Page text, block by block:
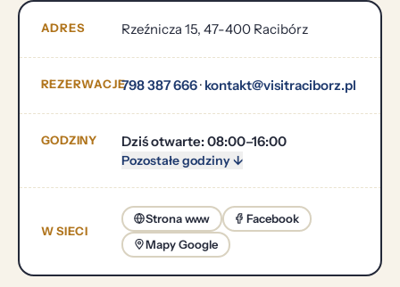
ADRES Rzeźnicza 15, 47-400 Racibórz
REZERWACJE798 387 666· kontakt@visitraciborz.pl
GODZINY Dziś otwarte: 08:00–16:00
Pozostałe godziny ↓
W SIECI
Strona www
Facebook
Mapy Google